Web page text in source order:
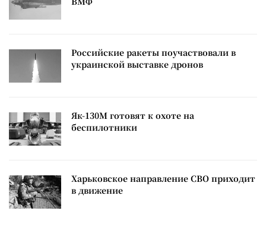
Российские ракеты поучаствовали в
украинской выставке дронов
Як-130М готовят к охоте на
беспилотники
Харьковское направление СВО приходит
в движение